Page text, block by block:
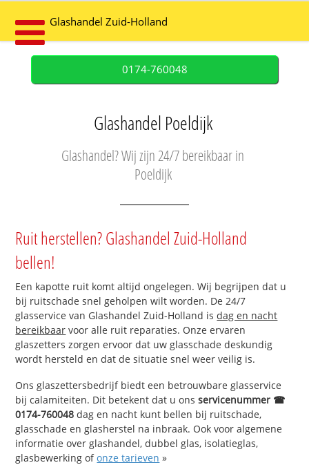
Glashandel Zuid-Holland
0174-760048
Glashandel Poeldijk
Glashandel? Wij zijn 24/7 bereikbaar in
Poeldijk
Ruit herstellen? Glashandel Zuid-Holland
bellen!
Een kapotte ruit komt altijd ongelegen. Wij begrijpen dat u
bij ruitschade snel geholpen wilt worden. De 24/7
glasservice van Glashandel Zuid-Holland isdag en nacht
bereikbaar voor alle ruit reparaties. Onze ervaren
glaszetters zorgen ervoor dat uw glasschade deskundig
wordt hersteld en dat de situatie snel weer veilig is.
Ons glaszettersbedrijf biedt een betrouwbare glasservice
bij calamiteiten. Dit betekent dat u onsservicenummer ☎
0174-760048 dag en nacht kunt bellen bij ruitschade,
glasschade en glasherstel na inbraak. Ook voor algemene
informatie over glashandel, dubbel glas, isolatieglas,
glasbewerking ofonze tarieven »